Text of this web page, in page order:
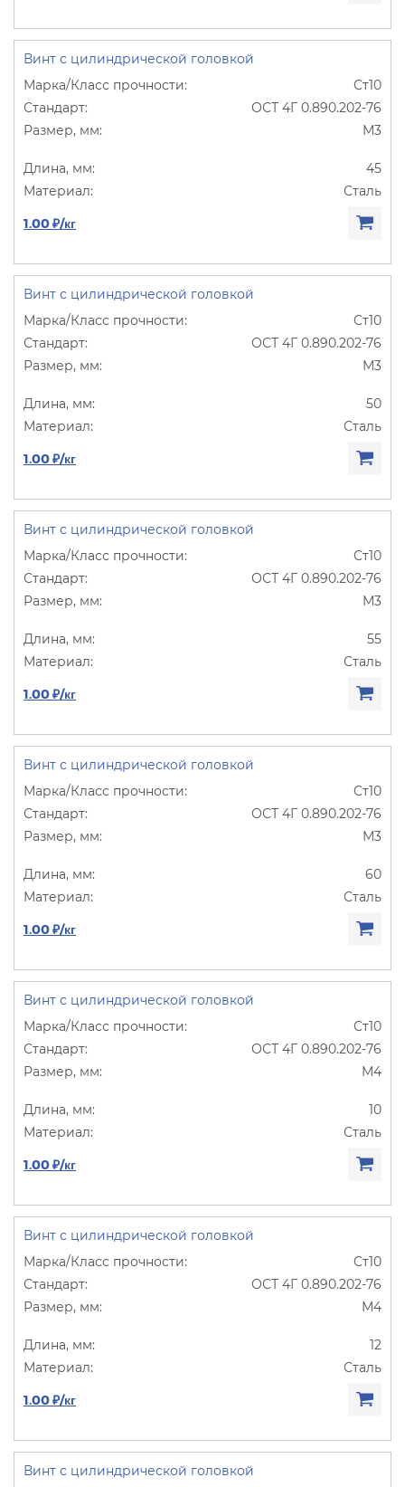
Винт с цилиндрической головкой
Ст10
ОСТ 4Г 0.890.202-76
М3
45
Сталь
1.00 ₽/кг
Винт с цилиндрической головкой
Ст10
ОСТ 4Г 0.890.202-76
М3
50
Сталь
1.00 ₽/кг
Винт с цилиндрической головкой
Ст10
ОСТ 4Г 0.890.202-76
М3
55
Сталь
1.00 ₽/кг
Винт с цилиндрической головкой
Ст10
ОСТ 4Г 0.890.202-76
М3
60
Сталь
1.00 ₽/кг
Винт с цилиндрической головкой
Ст10
ОСТ 4Г 0.890.202-76
М4
10
Сталь
1.00 ₽/кг
Винт с цилиндрической головкой
Ст10
ОСТ 4Г 0.890.202-76
М4
12
Сталь
1.00 ₽/кг
Винт с цилиндрической головкой